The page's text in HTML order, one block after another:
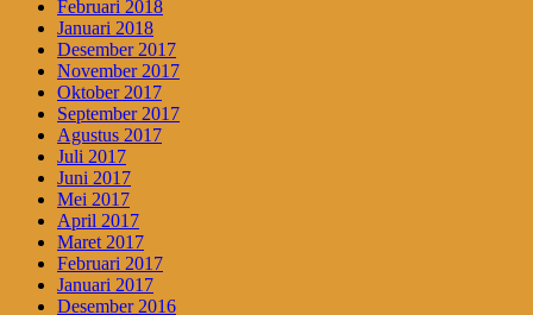
Februari 2018
Januari 2018
Desember 2017
November 2017
Oktober 2017
September 2017
Agustus 2017
Juli 2017
Juni 2017
Mei 2017
April 2017
Maret 2017
Februari 2017
Januari 2017
Desember 2016